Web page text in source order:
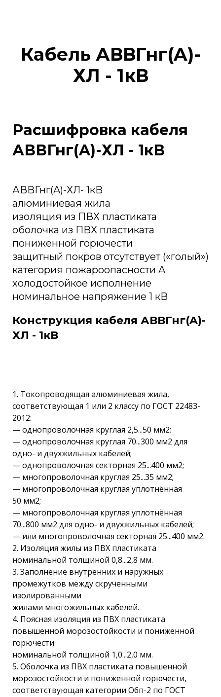
Кабель АВВГнг(A)-
ХЛ - 1кВ
Расшифровка кабеля
АВВГнг(A)-ХЛ - 1кВ
АВВГнг(A)-ХЛ- 1кВ
алюминиевая жила
изоляция из ПВХ пластиката
оболочка из ПВХ пластиката
пониженной горючести
защитный покров отсутствует («голый»)
категория пожароопасности A
холодостойкое исполнение
номинальное напряжение 1 кВ
Конструкция кабеля АВВГнг(A)-
ХЛ - 1кВ
1. Токопроводящая алюминиевая жила,
соответствующая 1 или 2 классу по ГОСТ 22483-
2012:
— однопроволочная круглая 2,5...50 мм2;
— однопроволочная круглая 70...300 мм2 для
одно- и двухжильных кабелей;
— однопроволочная секторная 25...400 мм2;
— многопроволочная круглая 25...35 мм2;
— многопроволочная круглая уплотнённая
50 мм2;
— многопроволочная круглая уплотнённая
70...800 мм2 для одно- и двухжильных кабелей;
— или многопроволочная секторная 25...400 мм2.
2. Изоляция жилы из ПВХ пластиката
номинальной толщиной 0,8...2,8 мм.
3. Заполнение внутренних и наружных
промежутков между скрученными
изолированными
жилами многожильных кабелей.
4. Поясная изоляция из ПВХ пластиката
повышенной морозостойкости и пониженной
горючести
номинальной толщиной 1,0...2,0 мм.
5. Оболочка из ПВХ пластиката повышенной
морозостойкости и пониженной горючести,
соответствующая категории Обп-2 по ГОСТ